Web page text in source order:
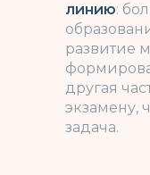
линию:
развитие
другая
экзамену,
задача.